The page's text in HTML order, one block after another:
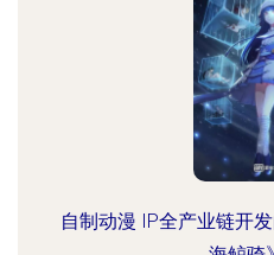
自制动漫 IP全产业链开